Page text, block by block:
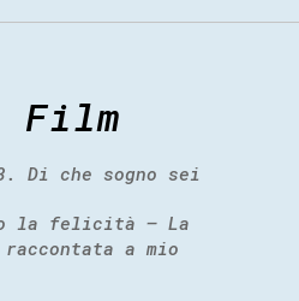
Di che sogno sei
la felicità – La
raccontata a mio